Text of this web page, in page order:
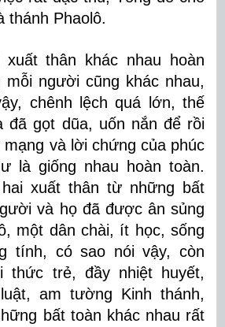
thánh Phaolô.
thân khác nhau hoàn
mỗi người cũng khác nhau,
chênh lệch quá lớn, thế
đã gọt dũa, uốn nắn để rồi
và lời chứng của phúc
là giống nhau hoàn toàn.
xuất thân từ những bất
và họ đã được ân sủng
một dân chài, ít học, sống
tính, có sao nói vậy, còn
thức trẻ, đầy nhiệt huyết,
am tường Kinh thánh,
bất toàn khác nhau rất